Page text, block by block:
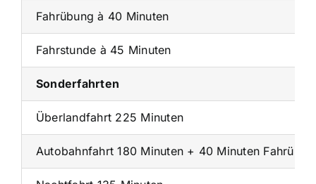
Fahrübung à 40 Minuten
Fahrstunde à 45 Minuten
Sonderfahrten
Überlandfahrt 225 Minuten
Autobahnfahrt 180 Minuten + 40 Minuten